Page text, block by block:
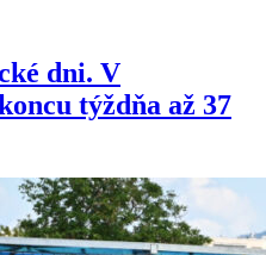
dni. V
týždňa až 37